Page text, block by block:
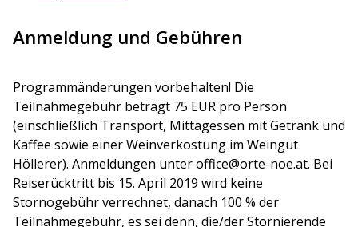
Anmeldung und Gebühren
Programmänderungen vorbehalten! Die
Teilnahmegebühr beträgt 75 EUR pro Person
(einschließlich Transport, Mittagessen mit Getränk und
Kaffee sowie einer Weinverkostung im Weingut
Höllerer). Anmeldungen unter office@orte-noe.at. Bei
Reiserücktritt bis 15. April 2019 wird keine
Stornogebühr verrechnet, danach 100 % der
Teilnahmegebühr, es sei denn, die/der Stornierende